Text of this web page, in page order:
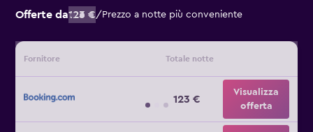
Offerte da123 €/ Prezzo a notte più conveniente
Fornitore Totale notte
123 €
Visualizza
offerta